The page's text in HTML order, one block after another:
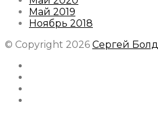
Май 2019
Ноябрь 2018
© Copyright 2026 Сергей